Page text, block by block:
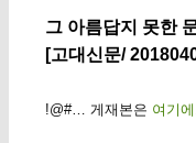
그 아름답지 못한
[고대신문/
!@#… 게재본은 여기에